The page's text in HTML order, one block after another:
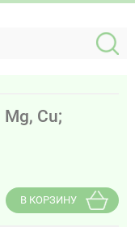
Cu;
В КОРЗИНУ